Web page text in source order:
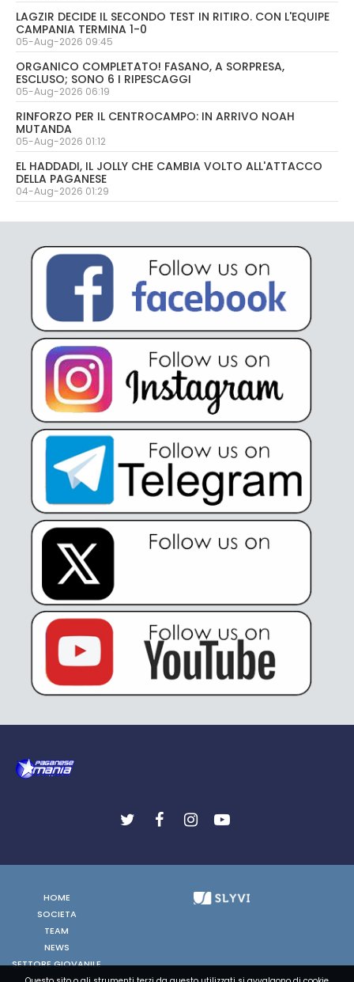
LAGZIR DECIDE IL SECONDO TEST IN RITIRO. CON L'EQUIPE
CAMPANIA TERMINA 1-0
05-Aug-2026 09:45
ORGANICO COMPLETATO! FASANO, A SORPRESA,
ESCLUSO; SONO 6 I RIPESCAGGI
05-Aug-2026 06:19
RINFORZO PER IL CENTROCAMPO: IN ARRIVO NOAH
MUTANDA
05-Aug-2026 01:12
EL HADDADI, IL JOLLY CHE CAMBIA VOLTO ALL'ATTACCO
DELLA PAGANESE
04-Aug-2026 01:29
HOME
SOCIETA
TEAM
NEWS
SETTORE GIOVANILE